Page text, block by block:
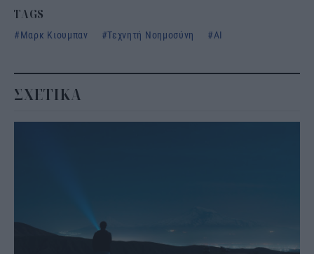
TAGS
Μαρκ Κιουμπαν
Τεχνητή Νοημοσύνη AI
ΣΧΕΤΙΚΑ